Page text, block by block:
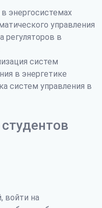
энергосистемах
управления
регуляторов в
систем
в энергетике
систем управления в
войти на